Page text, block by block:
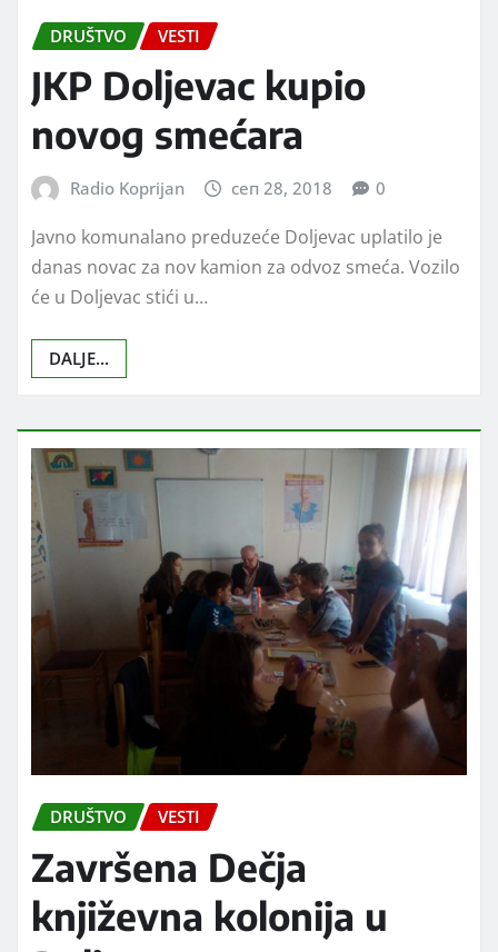
DRUŠTVO VESTI
JKP Doljevac kupio
novog smećara
Radio Koprijan сеп 28, 2018 0
Javno komunalano preduzeće Doljevac uplatilo je
danas novac za nov kamion za odvoz smeća. Vozilo
će u Doljevac stići u…
DALJE...
DRUŠTVO VESTI
Završena Dečja
književna kolonija u